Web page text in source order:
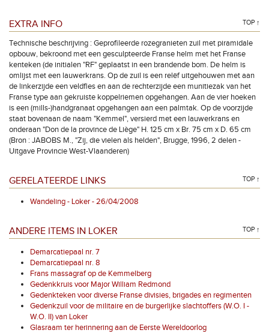
EXTRA INFO TOP ↑
Technische beschrijving : Geprofileerde rozegranieten zuil met piramidale
opbouw, bekroond met een gesculpteerde Franse helm met het Franse
kenteken (de initialen "RF" geplaatst in een brandende bom. De helm is
omlijst met een lauwerkrans. Op de zuil is een relëf uitgehouwen met aan
de linkerzijde een veldfles en aan de rechterzijde een munitiezak van het
Franse type aan gekruiste koppelriemen opgehangen. Aan de vier hoeken
is een (mills-)handgranaat opgehangen aan een palmtak. Op de voorzijde
staat bovenaan de naam "Kemmel", versierd met een lauwerkrans en
onderaan "Don de la province de Liège" H. 125 cm x Br. 75 cm x D. 65 cm
(Bron : JABOBS M., "Zij, die vielen als helden", Brugge, 1996, 2 delen -
Uitgave Provincie West-Vlaanderen)
GERELATEERDE LINKS TOP ↑
Wandeling - Loker - 26/04/2008
ANDERE ITEMS IN LOKER TOP ↑
Demarcatiepaal nr. 7
Demarcatiepaal nr. 8
Frans massagraf op de Kemmelberg
Gedenkkruis voor Major William Redmond
Gedenkteken voor diverse Franse divisies, brigades en regimenten
Gedenkzuil voor de militaire en de burgerlijke slachtoffers (W.O. I -
W.O. II) van Loker
Glasraam ter herinnering aan de Eerste Wereldoorlog